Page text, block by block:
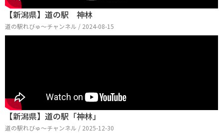
【新潟県】道の駅 神林
道の駅れびゅ〜チャンネル / 2024-08-15
【新潟県】道の駅「神林」
道の駅れびゅ〜チャンネル / 2025-12-30